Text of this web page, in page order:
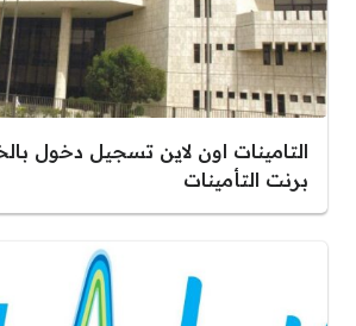
التامينات اون لاين تسجيل دخول
برنت التأمينات